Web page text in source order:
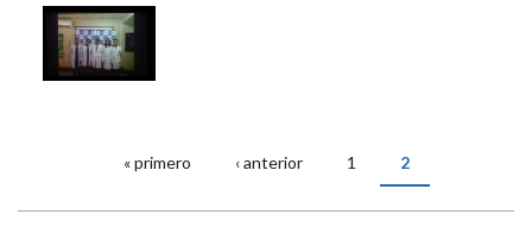
PÁGINAS
« primero ‹ anterior 1 2